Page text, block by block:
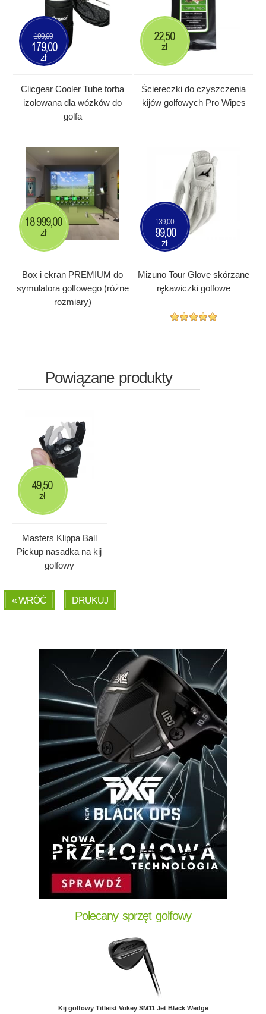
Clicgear Cooler Tube torba
izolowana dla wózków do
golfa
199,00
179,00
zł
Ściereczki do czyszczenia
kijów golfowych Pro Wipes
22,50
zł
Box i ekran PREMIUM do
symulatora golfowego (różne
rozmiary)
18 999,00
zł
Mizuno Tour Glove skórzane
rękawiczki golfowe
139,00
99,00
zł
Powiązane produkty
Masters Klippa Ball
Pickup nasadka na kij
golfowy
49,50
zł
« WRÓĆ DRUKUJ
Polecany sprzęt golfowy
Kij golfowy Titleist Vokey SM11 Jet Black Wedge